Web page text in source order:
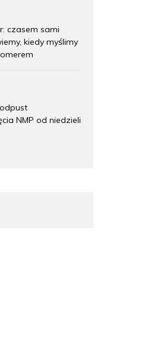
czasem sami
kiedy myślimy
NMP od niedzieli